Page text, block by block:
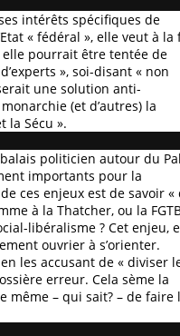
intérêts spécifiques de
« fédéral », elle veut à la
elle pourrait être tentée de
», soi-disant « non
une solution anti-
(et d’autres) la
la Sécu ».
politicien autour du
importants pour la
ces enjeux est de savoir «
à la Thatcher, ou la
libéralisme ? Cet enjeu,
ouvrier à s’orienter.
les accusant de « diviser
erreur. Cela sème la
même – qui sait? – de faire